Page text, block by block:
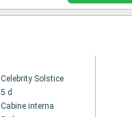
Celebrity Solstice
5 d
Cabine interna